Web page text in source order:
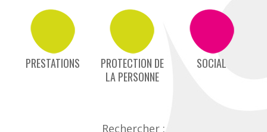
PRESTATIONS
PROTECTION DE
LA PERSONNE
SOCIAL
Rechercher :